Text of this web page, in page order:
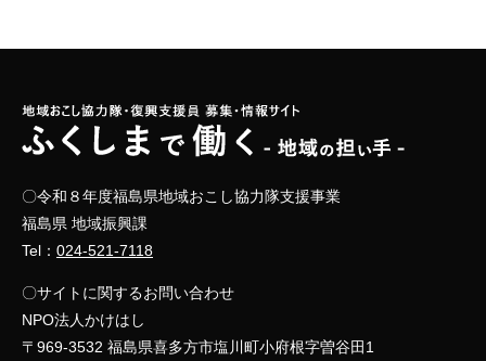
〇令和８年度福島県地域おこし協力隊支援事業
福島県 地域振興課
Tel： 024-521-7118
〇サイトに関するお問い合わせ
NPO法人かけはし
〒969-3532 福島県喜多方市塩川町小府根字曽谷田1